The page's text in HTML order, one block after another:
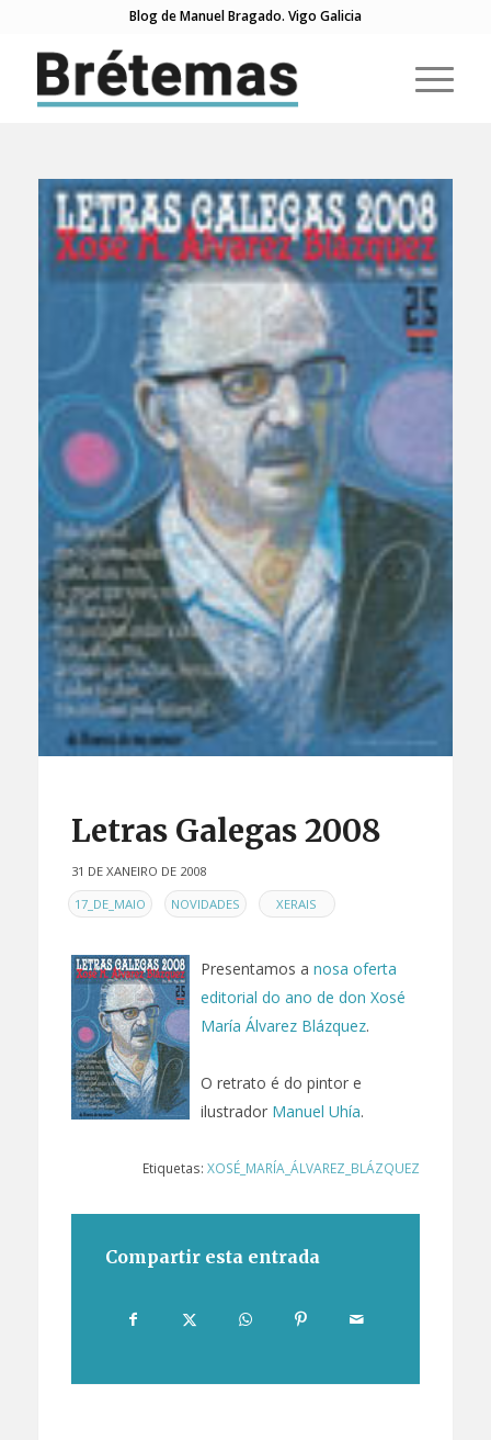
Blog de Manuel Bragado. Vigo Galicia
Letras Galegas 2008
31 DE XANEIRO DE 2008
EN17_DE_MAIO , NOVIDADES , XERAIS
Presentamos a nosa oferta
editorial do ano de don Xosé
María Álvarez Blázquez.
O retrato é do pintor e
ilustrador Manuel Uhía.
Etiquetas:XOSÉ_MARÍA_ÁLVAREZ_BLÁZQUEZ
Compartir esta entrada